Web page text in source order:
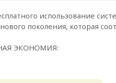
использование
поколения, которая
ЭКОНОМИЯ: